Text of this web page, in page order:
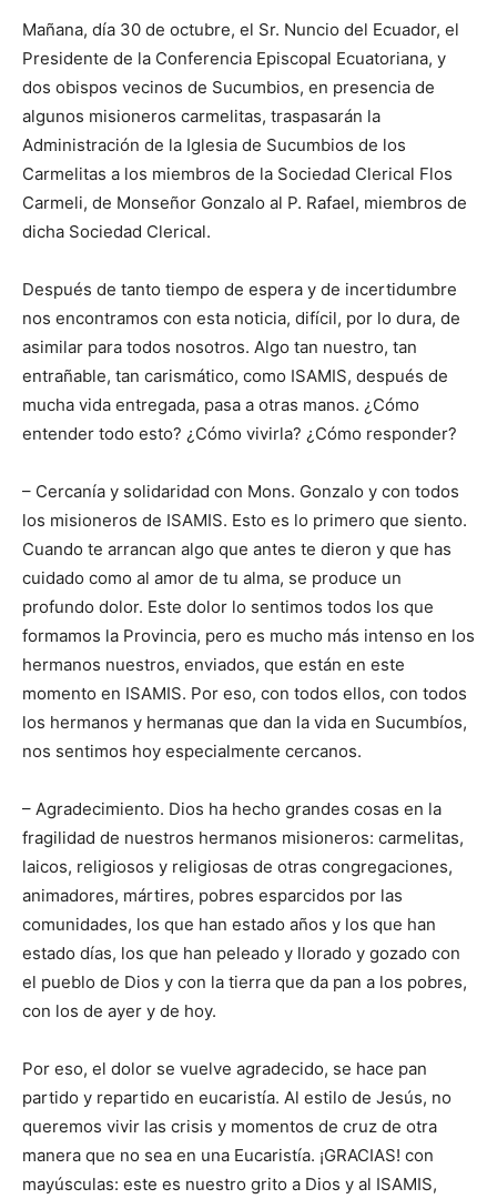
Mañana, día 30 de octubre, el Sr. Nuncio del Ecuador, el
Presidente de la Conferencia Episcopal Ecuatoriana, y
dos obispos vecinos de Sucumbios, en presencia de
algunos misioneros carmelitas, traspasarán la
Administración de la Iglesia de Sucumbios de los
Carmelitas a los miembros de la Sociedad Clerical Flos
Carmeli, de Monseñor Gonzalo al P. Rafael, miembros de
dicha Sociedad Clerical.
Después de tanto tiempo de espera y de incertidumbre
nos encontramos con esta noticia, difícil, por lo dura, de
asimilar para todos nosotros. Algo tan nuestro, tan
entrañable, tan carismático, como ISAMIS, después de
mucha vida entregada, pasa a otras manos. ¿Cómo
entender todo esto? ¿Cómo vivirla? ¿Cómo responder?
– Cercanía y solidaridad con Mons. Gonzalo y con todos
los misioneros de ISAMIS. Esto es lo primero que siento.
Cuando te arrancan algo que antes te dieron y que has
cuidado como al amor de tu alma, se produce un
profundo dolor. Este dolor lo sentimos todos los que
formamos la Provincia, pero es mucho más intenso en los
hermanos nuestros, enviados, que están en este
momento en ISAMIS. Por eso, con todos ellos, con todos
los hermanos y hermanas que dan la vida en Sucumbíos,
nos sentimos hoy especialmente cercanos.
– Agradecimiento. Dios ha hecho grandes cosas en la
fragilidad de nuestros hermanos misioneros: carmelitas,
laicos, religiosos y religiosas de otras congregaciones,
animadores, mártires, pobres esparcidos por las
comunidades, los que han estado años y los que han
estado días, los que han peleado y llorado y gozado con
el pueblo de Dios y con la tierra que da pan a los pobres,
con los de ayer y de hoy.
Por eso, el dolor se vuelve agradecido, se hace pan
partido y repartido en eucaristía. Al estilo de Jesús, no
queremos vivir las crisis y momentos de cruz de otra
manera que no sea en una Eucaristía. ¡GRACIAS! con
mayúsculas: este es nuestro grito a Dios y al ISAMIS,